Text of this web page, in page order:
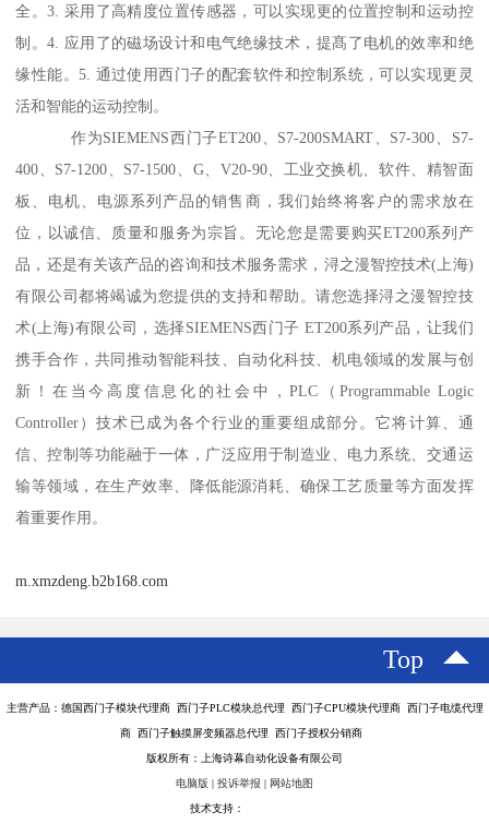
全。3. 采用了高精度位置传感器，可以实现更的位置控制和运动控
制。4. 应用了的磁场设计和电气绝缘技术，提髙了电机的效率和绝
缘性能。5. 通过使用西门子的配套软件和控制系统，可以实现更灵
活和智能的运动控制。
作为SIEMENS西门子ET200、S7-200SMART、S7-300、S7-
400、S7-1200、S7-1500、G、V20-90、工业交换机、软件、精智面
板、电机、电源系列产品的销售商，我们始终将客户的需求放在
位，以诚信、质量和服务为宗旨。无论您是需要购买ET200系列产
品，还是有关该产品的咨询和技术服务需求，浔之漫智控技术(上海)
有限公司都将竭诚为您提供的支持和帮助。请您选择浔之漫智控技
术(上海)有限公司，选择SIEMENS西门子 ET200系列产品，让我们
携手合作，共同推动智能科技、自动化科技、机电领域的发展与创
新！在当今高度信息化的社会中，PLC（Programmable Logic
Controller）技术已成为各个行业的重要组成部分。它将计算、通
信、控制等功能融于一体，广泛应用于制造业、电力系统、交通运
输等领域，在生产效率、降低能源消耗、确保工艺质量等方面发挥
着重要作用。
m.xmzdeng.b2b168.com
Top
主营产品：德国西门子模块代理商 西门子PLC模块总代理 西门子CPU模块代理商 西门子电缆代理
商 西门子触摸屏变频器总代理 西门子授权分销商
版权所有：上海诗幕自动化设备有限公司
电脑版 | 投诉举报 | 网站地图
技术支持：